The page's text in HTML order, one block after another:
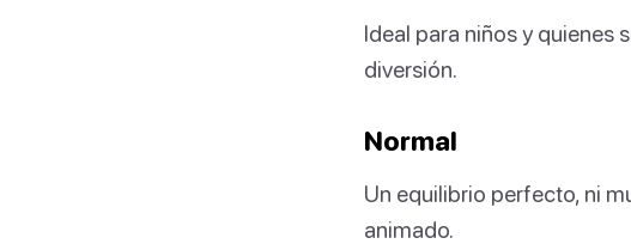
Ideal para niños y quienes
diversión.
Normal
Un equilibrio perfecto, ni
animado.